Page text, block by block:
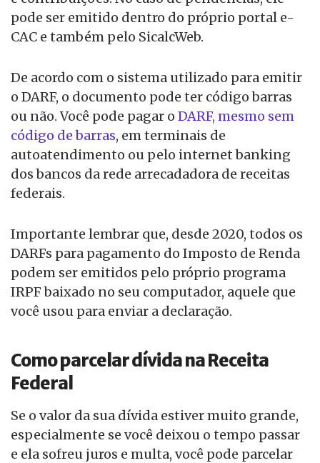
pode ser emitido dentro do próprio portal e-
CAC e também pelo SicalcWeb.
De acordo com o sistema utilizado para emitir
o DARF, o documento pode ter código barras
ou não. Você pode pagar o DARF, mesmo sem
código de barras, em terminais de
autoatendimento ou pelo internet banking
dos bancos da rede arrecadadora de receitas
federais.
Importante lembrar que, desde 2020, todos os
DARFs para pagamento do Imposto de Renda
podem ser emitidos pelo próprio programa
IRPF baixado no seu computador, aquele que
você usou para enviar a declaração.
Como parcelar dívida na Receita
Federal
Se o valor da sua dívida estiver muito grande,
especialmente se você deixou o tempo passar
e ela sofreu juros e multa, você pode parcelar